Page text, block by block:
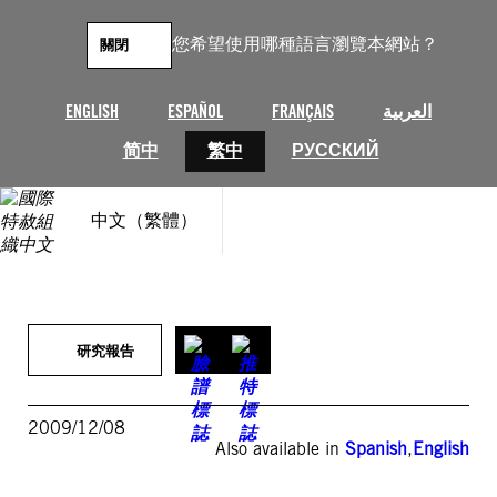
您希望使用哪種語言瀏覽本網站？
ENGLISH ESPAÑOL FRANÇAIS
العربية
简中
繁中 РУССКИЙ
關閉
中文（繁體）
研究報告
2009/12/08
Also available in Spanish,English